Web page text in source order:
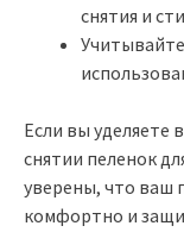
снятия и
Если вы уделяете
снятии пеленок
уверены, что ваш
комфортно и